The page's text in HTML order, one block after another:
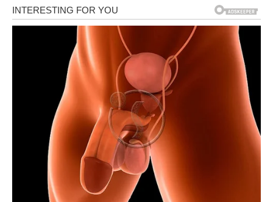
U narednom periodu, Jarac ulazi u fazu u kojoj:
više ne mora da dokazuje svoju vrednost
prestaje da nosi odgovornost za tuđe izbore
počinje da dobija priznanje, a ne samo obaveze
oseća unutrašnju sigurnost čak i kada ne zna sve
Na emotivnom planu, Jarac prestaje da bira odnose iz